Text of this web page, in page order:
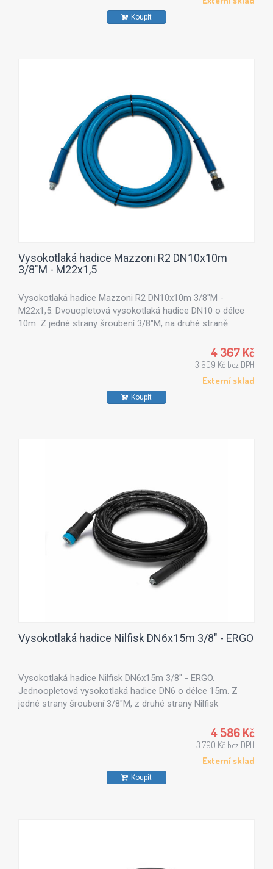
Koupit
Vysokotlaká hadice Mazzoni R2 DN10x10m
3/8"M - M22x1,5
Vysokotlaká hadice Mazzoni R2 DN10x10m 3/8"M -
M22x1,5. Dvouopletová vysokotlaká hadice DN10 o délce
10m. Z jedné strany šroubení 3/8"M, na druhé straně
4 367 Kč
3 609 Kč bez DPH
Externí sklad
Koupit
Vysokotlaká hadice Nilfisk DN6x15m 3/8" - ERGO
Vysokotlaká hadice Nilfisk DN6x15m 3/8" - ERGO.
Jednoopletová vysokotlaká hadice DN6 o délce 15m. Z
jedné strany šroubení 3/8"M, z druhé strany Nilfisk
4 586 Kč
3 790 Kč bez DPH
Externí sklad
Koupit